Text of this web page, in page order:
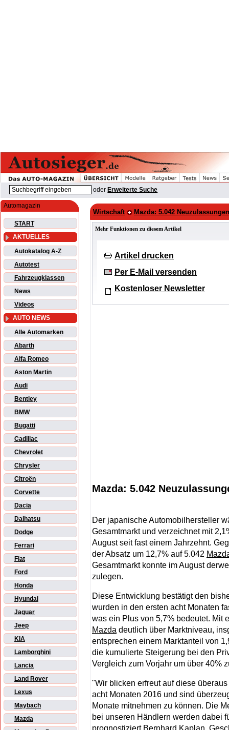
oder Erweiterte Suche
Automagazin
START
AKTUELLES
Autokatalog A-Z
Autotest
Fahrzeugklassen
News
Videos
AUTO NEWS
Alle Automarken
Abarth
Alfa Romeo
Aston Martin
Audi
Bentley
BMW
Bugatti
Cadillac
Chevrolet
Chrysler
Citroën
Corvette
Dacia
Daihatsu
Dodge
Ferrari
Fiat
Ford
Honda
Hyundai
Jaguar
Jeep
KIA
Lamborghini
Lancia
Land Rover
Lexus
Maybach
Mazda
Wirtschaft Mazda: 5.042
Mehr Funktionen zu diesem Artikel
Artikel drucken
Per E-Mail versenden
Kostenloser Newsletter
Mazda: 5.042
Der japanische Automobilhersteller
Gesamtmarkt und verzeichnet mit
August seit fast einem Jahrzehnt.
der Absatz um 12,7% auf 5.042
Gesamtmarkt konnte im August
zulegen.
Diese Entwicklung bestätigt den
wurden in den ersten acht Monaten
was ein Plus von 5,7% bedeutet. Mit
Mazda deutlich über Marktniveau,
entsprechen einem Marktanteil von
die kumulierte Steigerung bei den
Vergleich zum Vorjahr um über 40%
"Wir blicken erfreut auf diese
acht Monaten 2016 und sind
Monate mitnehmen zu können. Die
bei unseren Händlern werden dabei